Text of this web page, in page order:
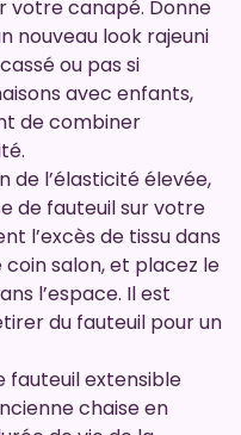
votre canapé. Donne
nouveau look rajeuni
ou pas si
avec enfants,
de combiner
de l’élasticité élevée,
de fauteuil sur votre
l’excès de tissu dans
salon, et placez le
l’espace. Il est
du fauteuil pour un
fauteuil extensible
chaise en